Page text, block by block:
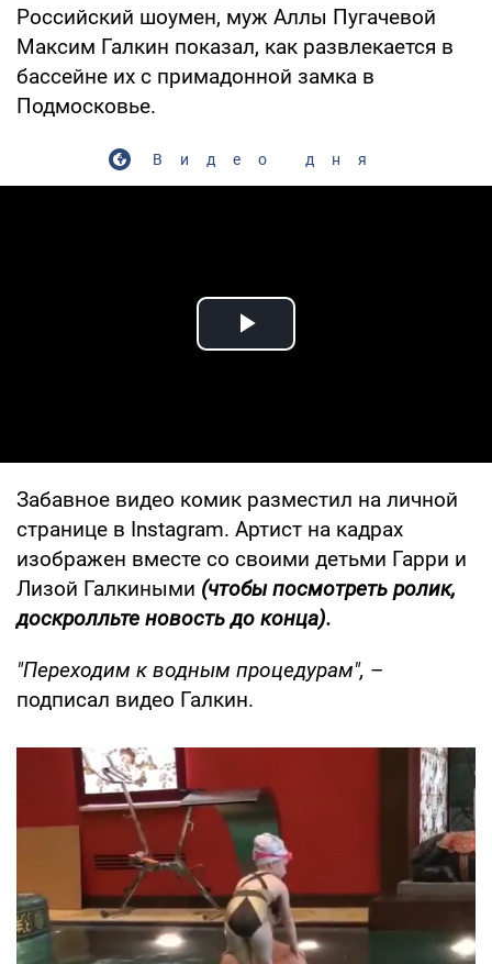
Российский шоумен, муж Аллы Пугачевой
Максим Галкин показал, как развлекается в
бассейне их с примадонной замка в
Подмосковье.
Видео дня
Play Video
Забавное видео комик разместил на личной
странице в Instagram. Артист на кадрах
изображен вместе со своими детьми Гарри и
Лизой Галкиными (чтобы посмотреть ролик,
доскролльте новость до конца).
"Переходим к водным процедурам", –
подписал видео Галкин.